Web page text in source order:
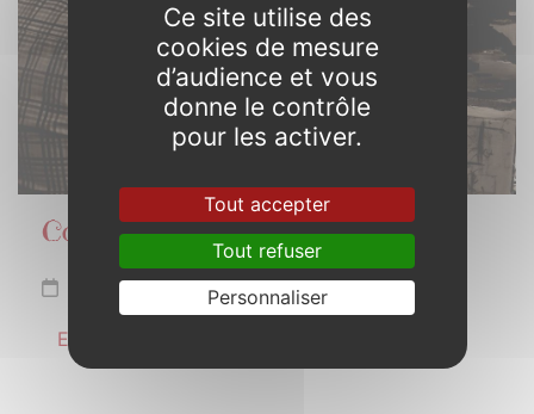
Couleurs de Bretagne
Dimanche 10 août 2025
En savoir plus
Ce site utilise des
cookies de mesure
d’audience et vous
donne le contrôle
pour les activer.
Tout accepter
Tout refuser
Personnaliser